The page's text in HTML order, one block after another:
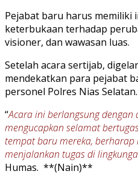
Pejabat baru harus memiliki
keterbukaan terhadap
visioner, dan wawasan luas.
Setelah acara sertijab,
mendekatkan para pejabat
personel Polres Nias Selatan.
“Acara ini berlangsung
mengucapkan selamat
tempat baru mereka, berharap
menjalankan tugas di
Humas. **(Nain)**